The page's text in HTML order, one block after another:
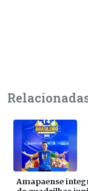
Amapaense